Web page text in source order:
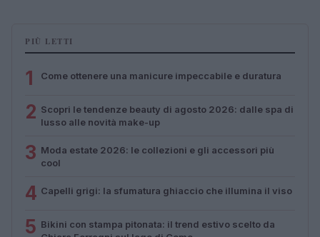
PIÙ LETTI
1 Come ottenere una manicure impeccabile e duratura
2 Scopri le tendenze beauty di agosto 2026: dalle spa di
lusso alle novità make-up
3 Moda estate 2026: le collezioni e gli accessori più
cool
4 Capelli grigi: la sfumatura ghiaccio che illumina il viso
5 Bikini con stampa pitonata: il trend estivo scelto da